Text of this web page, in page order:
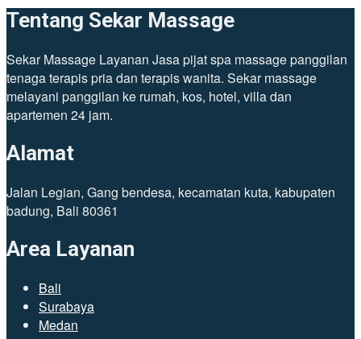
Tentang Sekar Massage
Sekar Massage Layanan Jasa pijat spa massage panggilan
tenaga terapis pria dan terapis wanita. Sekar massage
melayani panggilan ke rumah, kos, hotel, villa dan
apartemen 24 jam.
Alamat
Jalan Legian, Gang bendesa, kecamatan kuta, kabupaten
badung, Bali 80361
Area Layanan
Bali
Surabaya
Medan